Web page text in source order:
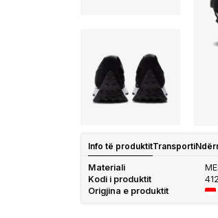
Info të produktitTransporti
Materiali
Kodi i produktit
Origjina e produktit